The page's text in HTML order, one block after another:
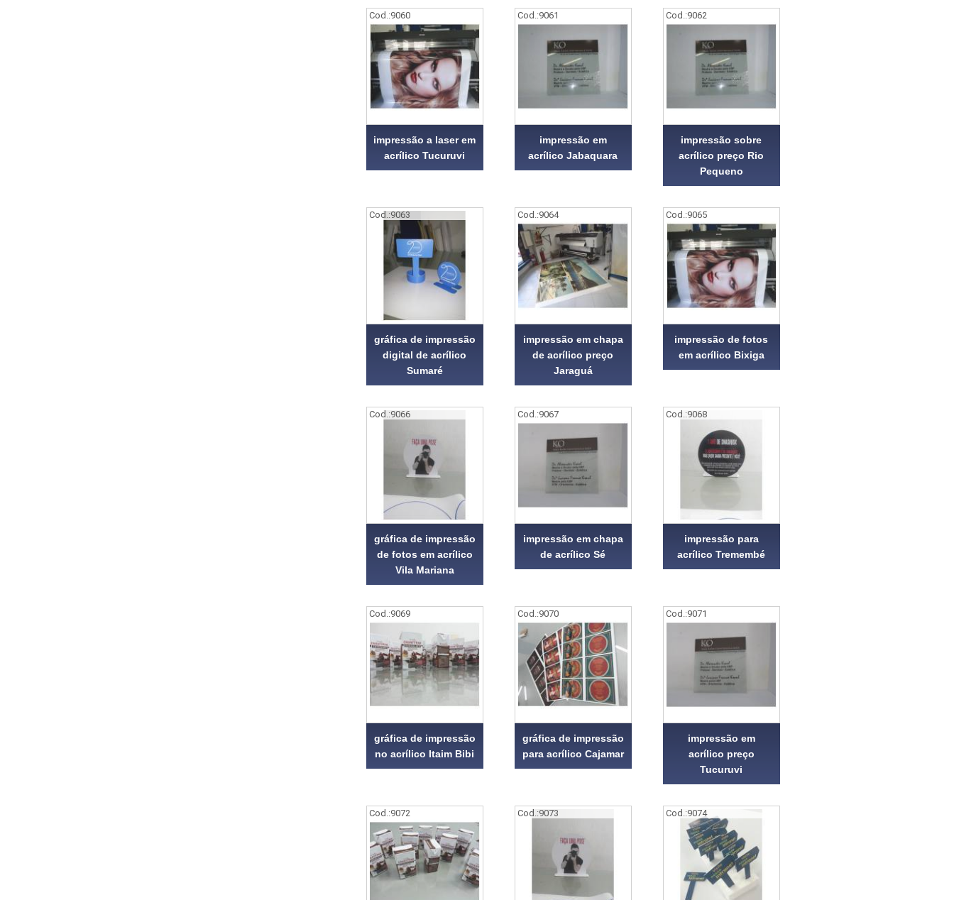
Cod.:9060
impressão a laser em
acrílico Tucuruvi
Cod.:9061
impressão em
acrílico Jabaquara
Cod.:9062
impressão sobre
acrílico preço Rio
Pequeno
Cod.:9063
gráfica de impressão
digital de acrílico
Sumaré
Cod.:9064
impressão em chapa
de acrílico preço
Jaraguá
Cod.:9065
impressão de fotos
em acrílico Bixiga
Cod.:9066
gráfica de impressão
de fotos em acrílico
Vila Mariana
Cod.:9067
impressão em chapa
de acrílico Sé
Cod.:9068
impressão para
acrílico Tremembé
Cod.:9069
gráfica de impressão
no acrílico Itaim Bibi
Cod.:9070
gráfica de impressão
para acrílico Cajamar
Cod.:9071
impressão em
acrílico preço
Tucuruvi
Cod.:9072 Cod.:9073 Cod.:9074